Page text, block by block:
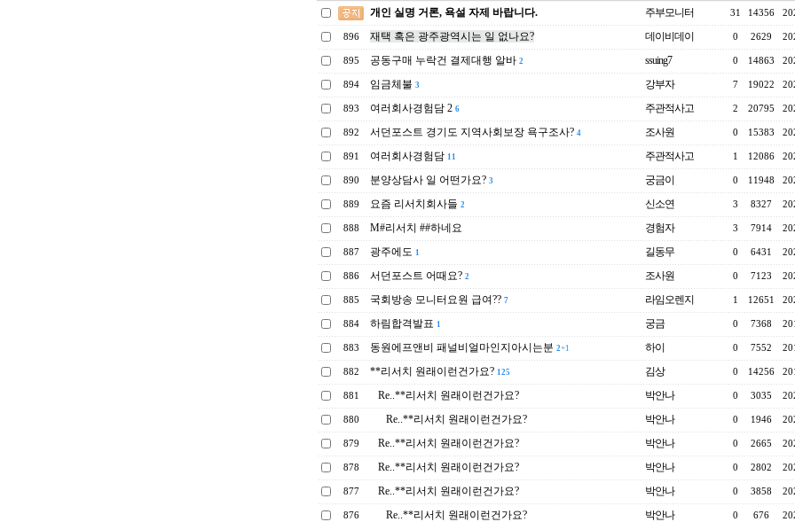
개인 실명 거론, 욕설 자제 바랍니다.
주부모니터 31 14356
896 재택 혹은 광주광역시는 일 없나요? 데이비데이 0 2629
895 공동구매 누락건 결제대행 알바 2 ssuing7 0 14863
894 임금체불 3 강부자 7 19022
893 여러회사경험담 2 6 주관적사고 2 20795
892 서던포스트 경기도 지역사회보장 욕구조사? 4 조사원 0 15383
891 여러회사경험담 11 주관적사고 1 12086
890 분양상담사 일 어떤가요? 3 궁금이 0 11948
889 요즘 리서치회사들 2 신소연 3 8327
888 M#리서치 ##하네요 경험자 3 7914
887 광주에도 1 길동무 0 6431
886 서던포스트 어때요? 2 조사원 0 7123
885 국회방송 모니터요원 급여?? 7 라임오렌지 1 12651
884 하림합격발표 1 궁금 0 7368
883 동원에프앤비 패널비얼마인지아시는분 2+1 하이 0 7552
882 **리서치 원래이런건가요? 125 김상 0 14256
881 Re..**리서치 원래이런건가요? 박안나 0 3035
880 Re..**리서치 원래이런건가요? 박안나 0 1946
879 Re..**리서치 원래이런건가요? 박안나 0 2665
878 Re..**리서치 원래이런건가요? 박안나 0 2802
877 Re..**리서치 원래이런건가요? 박안나 0 3858
876 Re..**리서치 원래이런건가요? 박안나 0 676